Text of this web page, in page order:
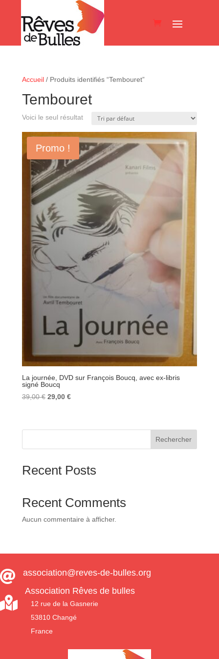
Accueil/ Produits identifiés “Tembouret”
Tembouret
Voici le seul résultat
Promo !
La journée, DVD sur François Boucq, avec ex-libris
signé Boucq
39,00€ Le
était :
29,00 €Le
est :
Rechercher
Recent Posts
Recent Comments
Aucun commentaire à afficher.
 association@reves-de-bulles.org

Association Rêves de bulles
12 rue de la Gasnerie
53810 Changé
France